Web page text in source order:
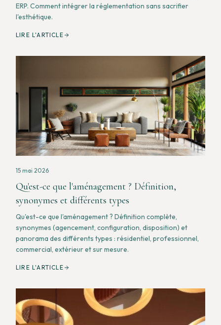
ERP. Comment intégrer la réglementation sans sacrifier
l'esthétique.
LIRE L'ARTICLE
15 mai 2026
Qu'est-ce que l'aménagement ? Définition,
synonymes et différents types
Qu'est-ce que l'aménagement ? Définition complète,
synonymes (agencement, configuration, disposition) et
panorama des différents types : résidentiel, professionnel,
commercial, extérieur et sur mesure.
LIRE L'ARTICLE